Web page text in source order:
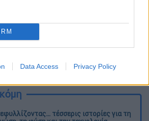
Data Access Privacy Policy
καταχώρηση
τέσσερις ιστορίες για τη